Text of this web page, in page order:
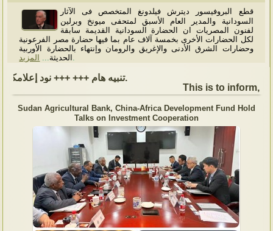
قطع البروفيسور ديترش فيلدونغ المتخصص فى الآثار
السودانية والمدير العام الأسبق لمتحفى ميونخ وبرلين
لفنون المصريات ان الحضارة السودانية القديمة سابقة
لكل الحضارات الأخرى بخمسة آلاف عام بما فيها حضارة مصر الفرعونية
وحضارات الشرق الأدنى والإغريق والرومان وإنتهاء بالحضارة الأوربية
الحديثة
المزيد
This is to inform,
Sudan Agricultural Bank, China-Africa Development Fund Hold
Talks on Investment Cooperation